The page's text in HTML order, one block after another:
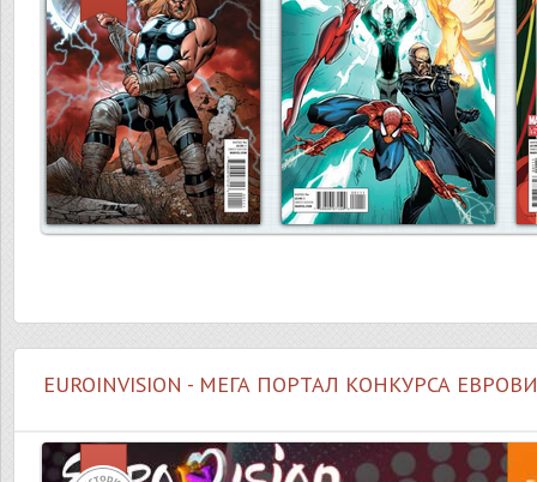
EUROINVISION - МЕГА ПОРТАЛ КОНКУРСА